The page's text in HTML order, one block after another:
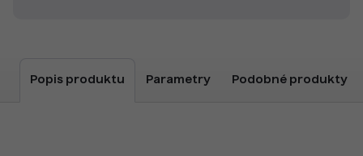
Popis produktu Parametry Podobné produkty